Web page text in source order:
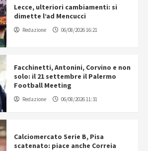
Lecce, ulteriori cambiamenti: si
dimette l’ad Mencucci
Redazione 06/08/2026 16:21
Facchinetti, Antonini, Corvino e non
solo: il 21 settembre il Palermo
Football Meeting
Redazione 06/08/2026 11:31
Calciomercato Serie B, Pisa
scatenato: piace anche Correia